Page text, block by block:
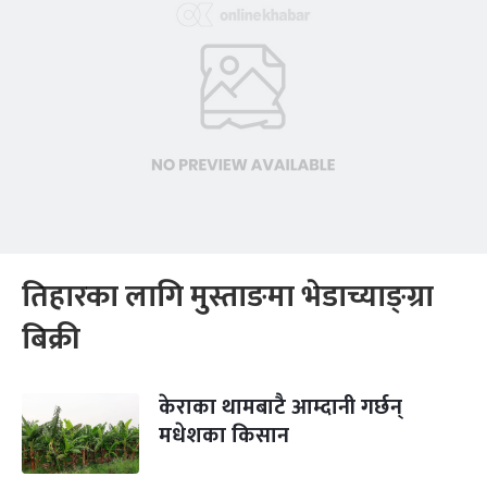
तिहारका लागि मुस्ताङमा भेडाच्याङ्ग्रा
बिक्री
केराका थामबाटै आम्दानी गर्छन्
मधेशका किसान